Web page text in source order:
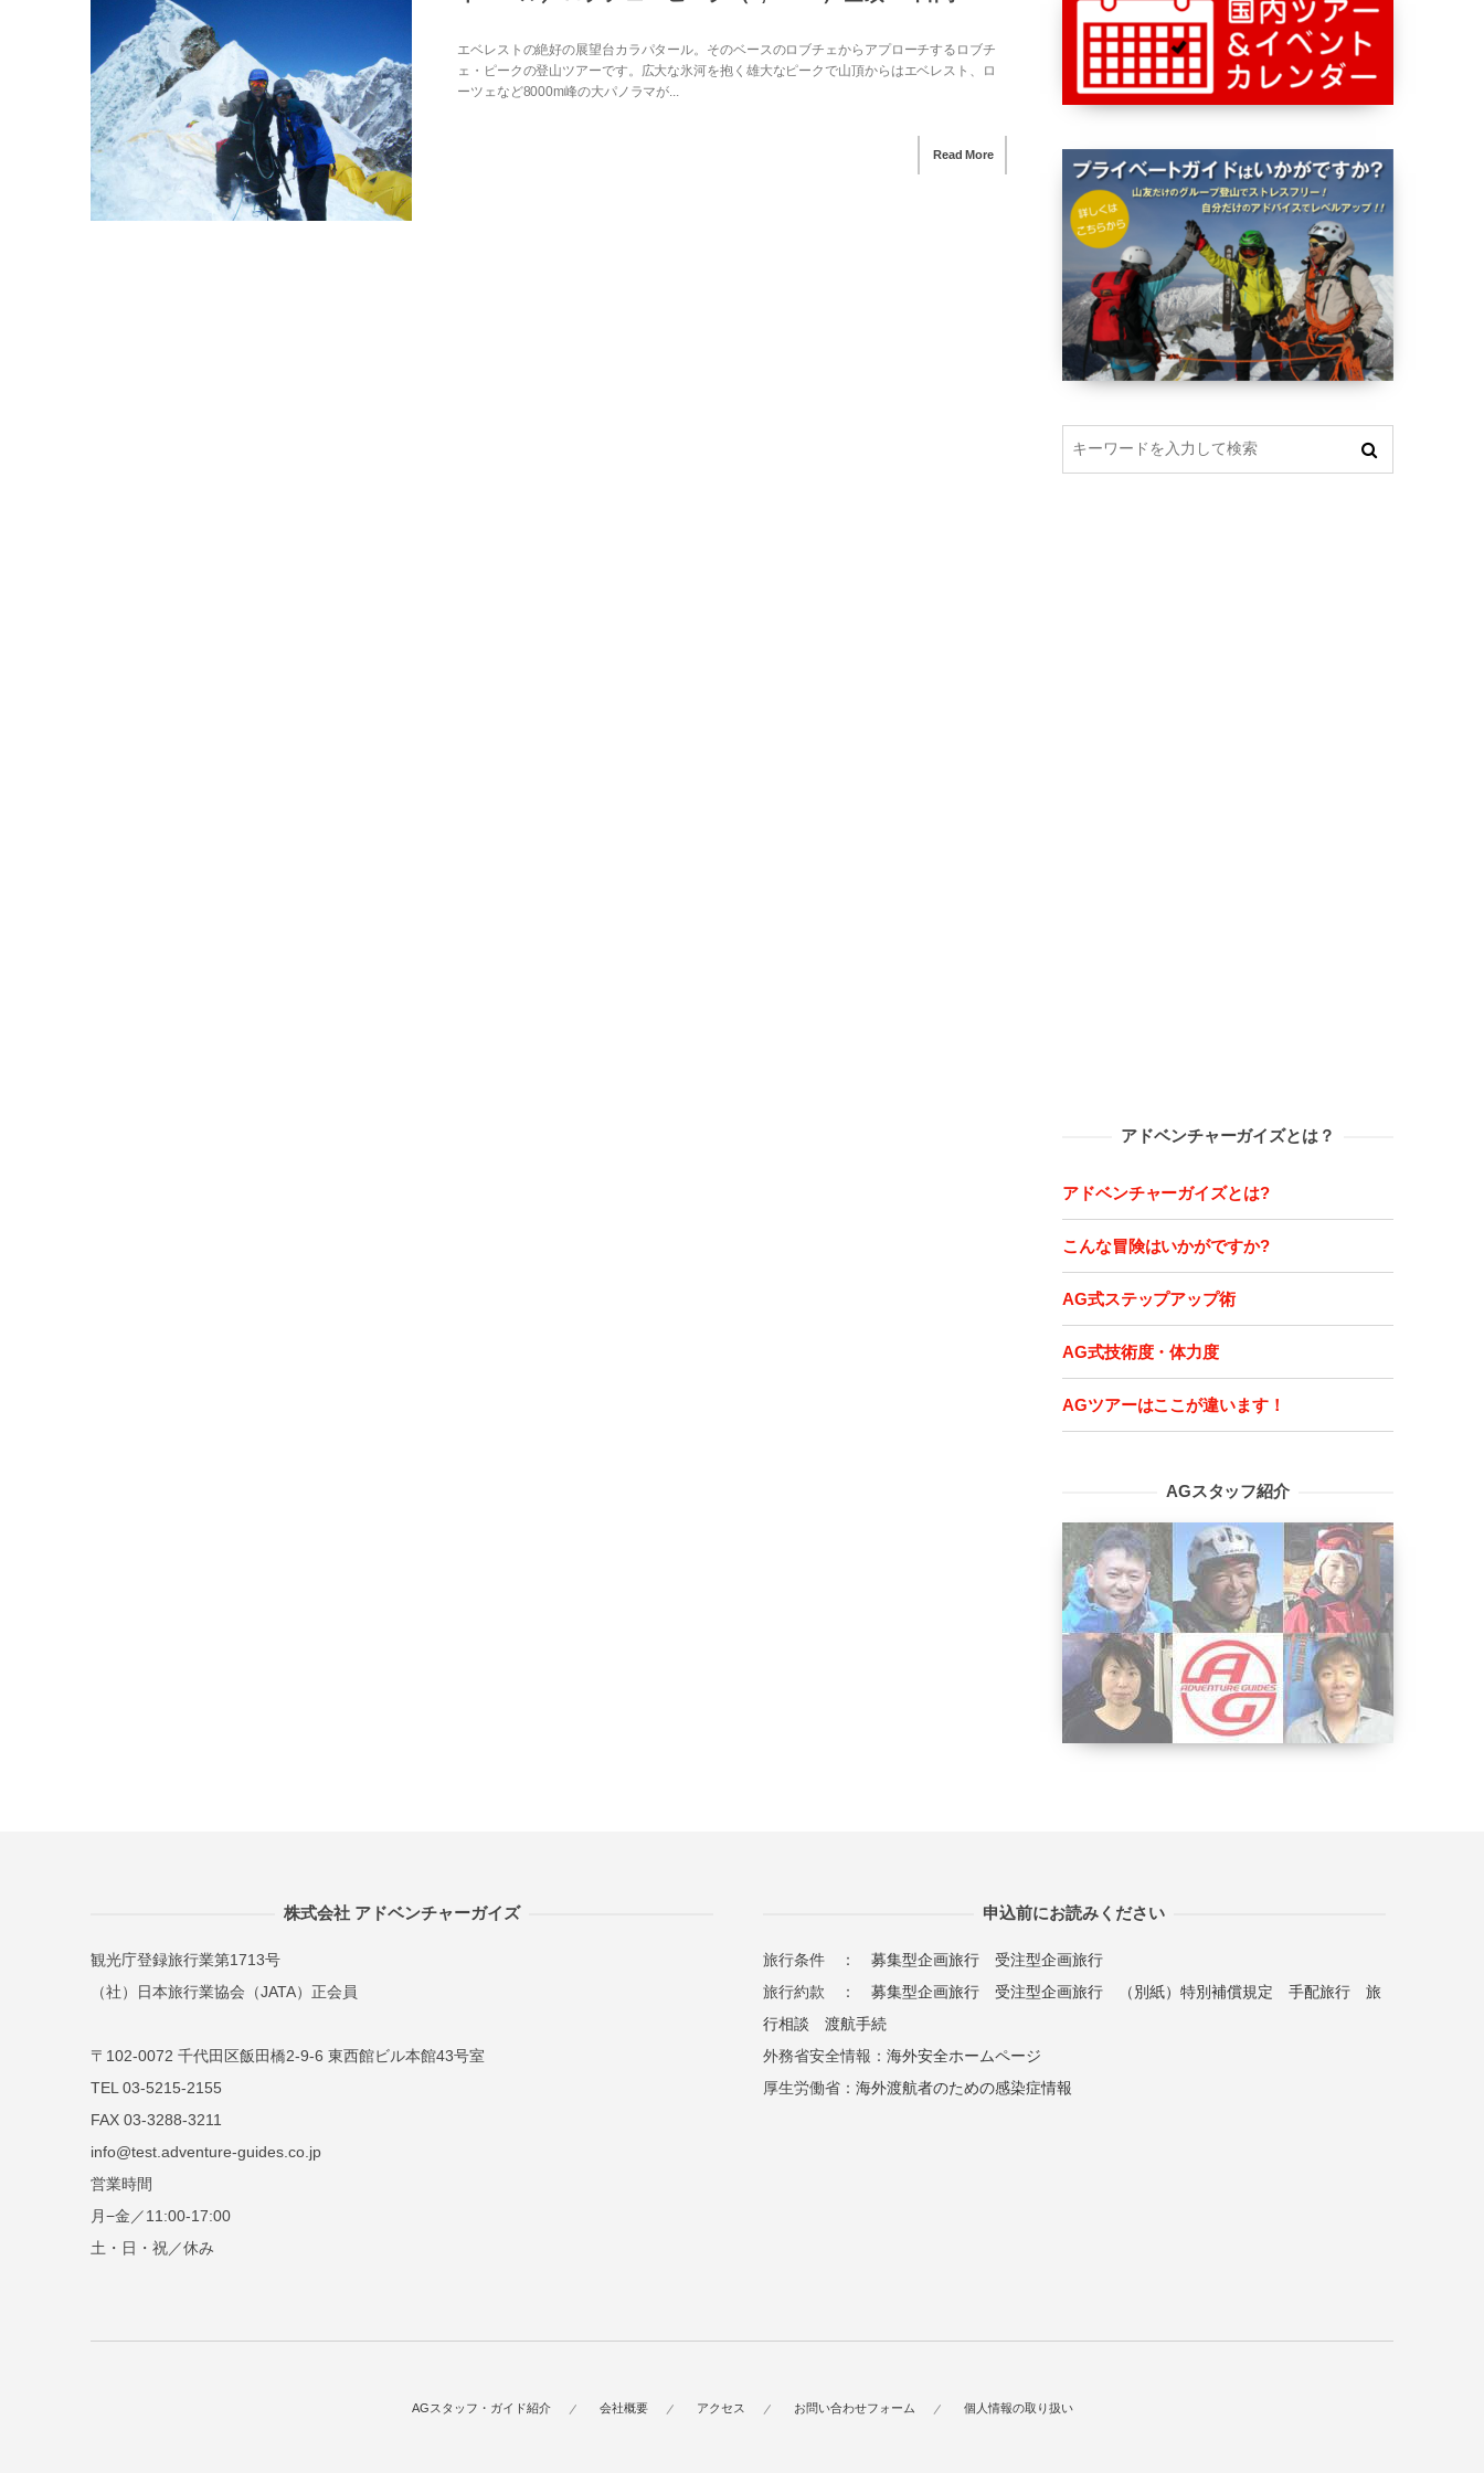
エベレストの絶好の展望台カラパタール。そのベースのロブチェからアプローチするロブチ
ェ・ピークの登山ツアーです。広大な氷河を抱く雄大なピークで山頂からはエベレスト、ロ
ーツェなど8000m峰の大パノラマが...
Read More
アドベンチャーガイズとは？
アドベンチャーガイズとは?
こんな冒険はいかがですか?
AG式ステップアップ術
AG式技術度・体力度
AGツアーはここが違います！
AGスタッフ紹介
株式会社 アドベンチャーガイズ
観光庁登録旅行業第1713号
（社）日本旅行業協会（JATA）正会員
〒102-0072 千代田区飯田橋2-9-6 東西館ビル本館43号室
TEL 03-5215-2155
FAX 03-3288-3211
info@test.adventure-guides.co.jp
営業時間
月−金／11:00-17:00
土・日・祝／休み
申込前にお読みください
旅行条件 ： 募集型企画旅行
受注型企画旅行
旅行約款 ： 募集型企画旅行 受注型企画旅行 （別紙）特別補償規定 手配旅行
旅
行相談
渡航手続
外務省安全情報： 海外安全ホームページ
厚生労働省： 海外渡航者のための感染症情報
AGスタッフ・ガイド紹介 会社概要 アクセス お問い合わせフォーム 個人情報の取り扱い